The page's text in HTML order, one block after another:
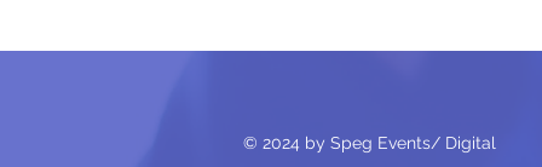
© 2024 by Speg Events/ Digital